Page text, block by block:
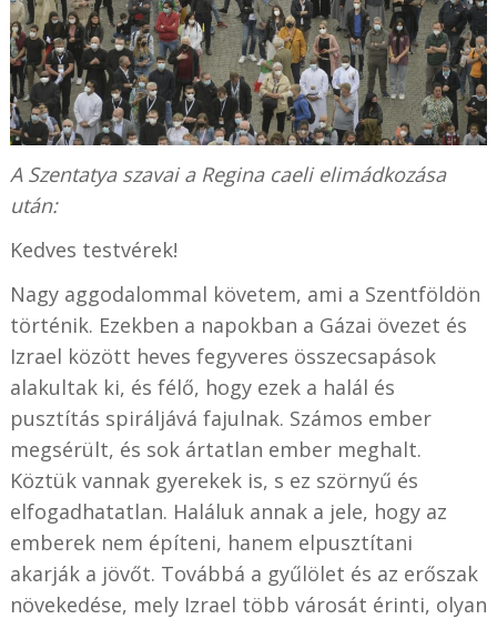
A Szentatya szavai a Regina caeli elimádkozása
után:
Kedves testvérek!
Nagy aggodalommal követem, ami a Szentföldön
történik. Ezekben a napokban a Gázai övezet és
Izrael között heves fegyveres összecsapások
alakultak ki, és félő, hogy ezek a halál és
pusztítás spiráljává fajulnak. Számos ember
megsérült, és sok ártatlan ember meghalt.
Köztük vannak gyerekek is, s ez szörnyű és
elfogadhatatlan. Haláluk annak a jele, hogy az
emberek nem építeni, hanem elpusztítani
akarják a jövőt. Továbbá a gyűlölet és az erőszak
növekedése, mely Izrael több városát érinti, olyan